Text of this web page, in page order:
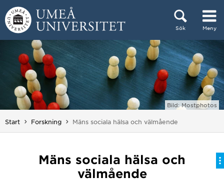
Hoppa direkt till innehållet
Sök Meny
Huvudmenyn dold.
Bild: Mostphotos
Start Forskning Du är här:
Mäns sociala hälsa och välmående
Mäns sociala hälsa och
välmående